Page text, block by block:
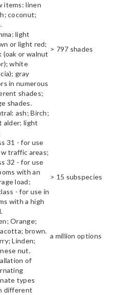
items: linen
coconut;
light
or light red;
(oak or walnut
white
gray
in numerous
shades;
shades.
ash; Birch;
alder; light
> 797 shades
31 - for use
traffic areas;
32 - for use
with an
load;
- for use in
with a high
> 15 subspecies
Orange;
brown.
Linden;
nut.
a million options
of
types
different